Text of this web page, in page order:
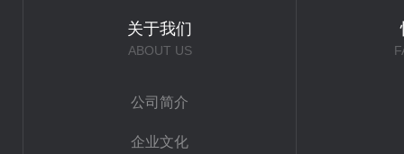
关于我们
ABOUT US
公司简介
企业文化